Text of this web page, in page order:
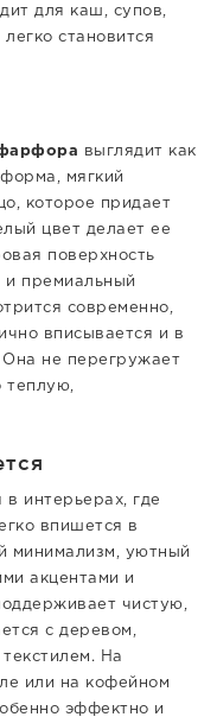
для каш, супов,
становится
выглядит как
мягкий
которое придает
цвет делает ее
поверхность
и премиальный
современно,
вписывается и в
Она не перегружает
теплую,
интерьерах, где
впишется в
минимализм, уютный
акцентами и
чистую,
с деревом,
На
или на кофейном
эффектно и